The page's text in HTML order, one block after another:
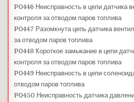
P0446 Неисправность в цепи датчика
контроля за отводом паров топлива
P0447 Разомкнута цепь датчика
за отводом паров топлива
P0448 Короткое замыкание в цепи
контроля за отводом паров топлива
P0449 Неисправность в цепи
отводом паров топлива
P0450 Неисправность датчика